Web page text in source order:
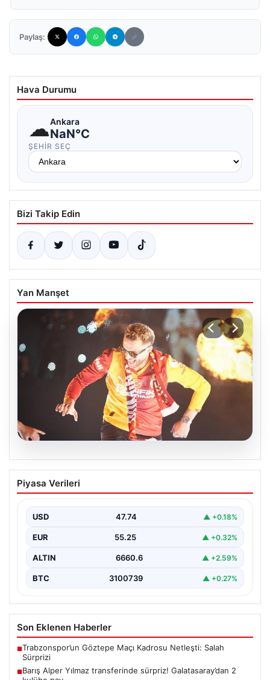
Paylaş:
Hava Durumu
☁Ankara
NaN°C
ŞEHIR SEÇ
Bizi Takip Edin
Yan Manşet
06.08.2026
Barış Alper Yılmaz transferinde sürpriz!
Galatasaray’dan 2 kulübe pay
Piyasa Verileri
USD 47.74 ▲ +0.18%
EUR 55.25 ▲ +0.32%
ALTIN 6660.6 ▲ +2.59%
BTC 3100739 ▲ +0.27%
Son Eklenen Haberler
■Trabzonspor’un Göztepe Maçı Kadrosu Netleşti: Salah
Sürprizi
■Barış Alper Yılmaz transferinde sürpriz! Galatasaray’dan 2